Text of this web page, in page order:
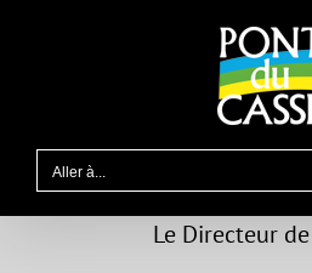
Aller à...
Le Directeur